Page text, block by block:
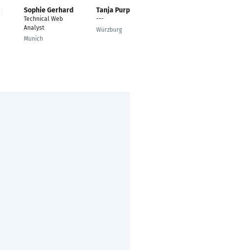
Sophie Gerhard
Technical Web
Analyst
Munich
Tanja Purps
---
Würzburg